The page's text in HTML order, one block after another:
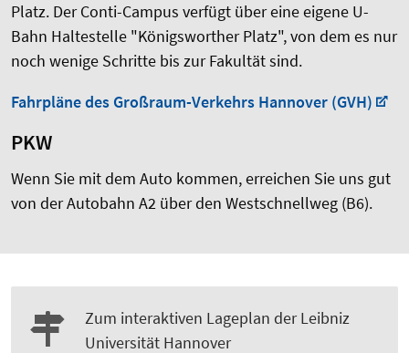
Platz. Der Conti-Campus verfügt über eine eigene U-
Bahn Haltestelle "Königsworther Platz", von dem es nur
noch wenige Schritte bis zur Fakultät sind.
Fahrpläne des Großraum-Verkehrs Hannover (GVH)
PKW
Wenn Sie mit dem Auto kommen, erreichen Sie uns gut
von der Autobahn A2 über den Westschnellweg (B6).
Zum interaktiven Lageplan der Leibniz
Universität Hannover